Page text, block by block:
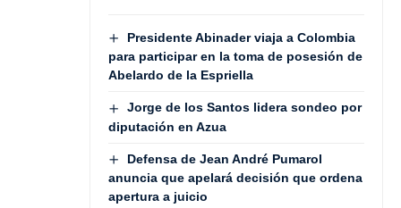
Presidente Abinader viaja a Colombia
para participar en la toma de posesión de
Abelardo de la Espriella
Jorge de los Santos lidera sondeo por
diputación en Azua
Defensa de Jean André Pumarol
anuncia que apelará decisión que ordena
apertura a juicio